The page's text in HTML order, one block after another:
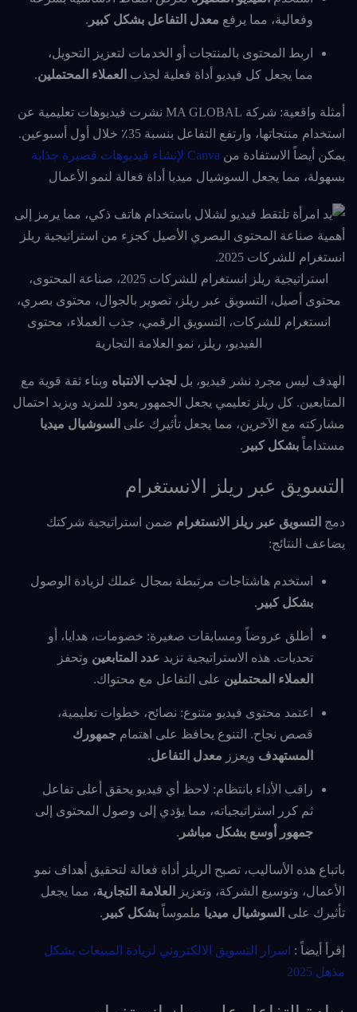
وفعالية، مما يرفع معدل التفاعل بشكل كبير .
اربط المحتوى بالمنتجات أو الخدمات لتعزيز التحويل،
مما يجعل كل فيديو أداة فعلية لجذب العملاء المحتملين.
أمثلة واقعية: شركة MA GLOBAL نشرت فيديوهات تعليمية عن
استخدام منتجاتها، وارتفع التفاعل بنسبة 35٪ خلال أول أسبوعين.
يمكن أيضاً الاستفادة من Canva لإنشاء
فيديوهات قصيرة جذابة
بسهولة، مما يجعل السوشيال ميديا أداة فعالة لنمو الأعمال
استراتيجية ريلز انستغرام للشركات 2025، صناعة المحتوى،
محتوى أصيل، التسويق عبر ريلز، تصوير بالجوال، محتوى بصري،
انستغرام للشركات، التسويق الرقمي، جذب العملاء، محتوى
الفيديو، ريلز، نمو العلامة التجارية
الهدف ليس مجرد نشر فيديو، بل لجذب الانتباه وبناء ثقة قوية مع
المتابعين. كل ريلز تعليمي يجعل الجمهور يعود للمزيد ويزيد احتمال
مشاركته مع الآخرين، مما يجعل تأثيرك على السوشيال ميديا
مستداماً بشكل كبير .
التسويق عبر ريلز الانستغرام
دمج التسويق عبر ريلز الانستغرام ضمن استراتيجية شركتك
يضاعف النتائج:
استخدم هاشتاجات مرتبطة بمجال عملك لزيادة الوصول
بشكل كبير .
أطلق عروضاً ومسابقات صغيرة: خصومات، هدايا، أو
تحديات. هذه الاستراتيجية تزيد عدد المتابعين وتحفز
العملاء المحتملين على التفاعل مع محتواك.
اعتمد محتوى فيديو متنوع: نصائح، خطوات تعليمية،
قصص نجاح. التنوع يحافظ على اهتمام جمهورك
المستهدف ويعزز معدل التفاعل.
راقب الأداء بانتظام: لاحظ أي فيديو يحقق أعلى تفاعل
ثم كرر استراتيجياته، مما يؤدي إلى وصول المحتوى إلى
جمهور أوسع بشكل مباشر .
باتباع هذه الأساليب، تصبح الريلز أداة فعالة لتحقيق أهداف نمو
الأعمال، وتوسيع الشركة، وتعزيز
العلامة التجارية، مما يجعل
تأثيرك على السوشيال ميديا ملموساً بشكل كبير .
إقرأ أيضاً : اسرار التسويق الالكتروني لزيادة المبيعات بشكل
مذهل 2025